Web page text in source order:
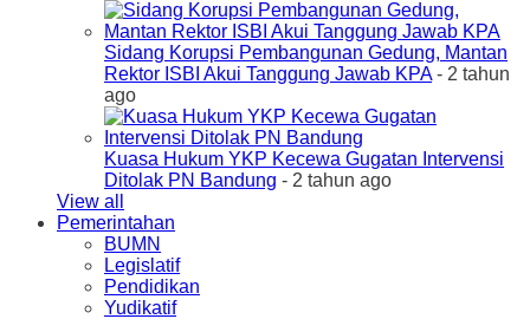
Sidang Korupsi Pembangunan Gedung, Mantan
Rektor ISBI Akui Tanggung Jawab KPA- 2 tahun
ago
Kuasa Hukum YKP Kecewa Gugatan Intervensi
Ditolak PN Bandung - 2 tahun ago
View all
Pemerintahan
BUMN
Legislatif
Pendidikan
Yudikatif